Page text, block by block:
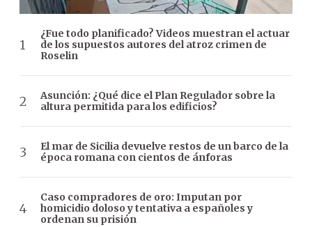
¿Fue todo planificado? Videos muestran el actuar
de los supuestos autores del atroz crimen de
Roselin
Asunción: ¿Qué dice el Plan Regulador sobre la
altura permitida para los edificios?
El mar de Sicilia devuelve restos de un barco de la
época romana con cientos de ánforas
Caso compradores de oro: Imputan por
homicidio doloso y tentativa a españoles y
ordenan su prisión